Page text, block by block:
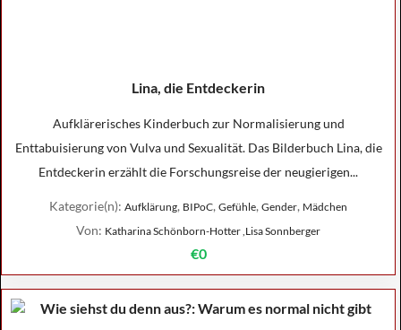
Lina, die Entdeckerin
Aufklärerisches Kinderbuch zur Normalisierung und
Enttabuisierung von Vulva und Sexualität. Das Bilderbuch Lina, die
Entdeckerin erzählt die Forschungsreise der neugierigen...
Kategorie(n): Aufklärung, BIPoC, Gefühle, Gender, Mädchen
Von: Katharina Schönborn-Hotter ,Lisa Sonnberger
€0